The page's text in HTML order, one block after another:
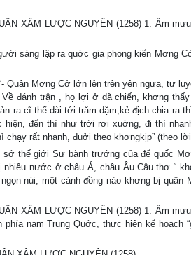
XÂM LƯỢC NGUYÊN (1258) 1. Âm
sáng lập ra quớc gia phong kiến Mơng
Quân Mơng Cở lớn lên trên yên ngựa, tự
đánh trận , họ lợi ở dã chiến, khơng
ra cĩ thể dài tới trăm dặm,kẻ địch chia ra
đến thì như trời rơi xuớng, đi thì
rất nhanh, đuởi theo khơngkịp” (theo
thế giới Sự bành trướng của đế quốc
nước ở châu Á, châu Âu.Câu thơ “
núi, một cánh đồng nào khơng bị quân
XÂM LƯỢC NGUYÊN (1258) 1. Âm
nam Trung Quớc, thực hiện kế hoạch